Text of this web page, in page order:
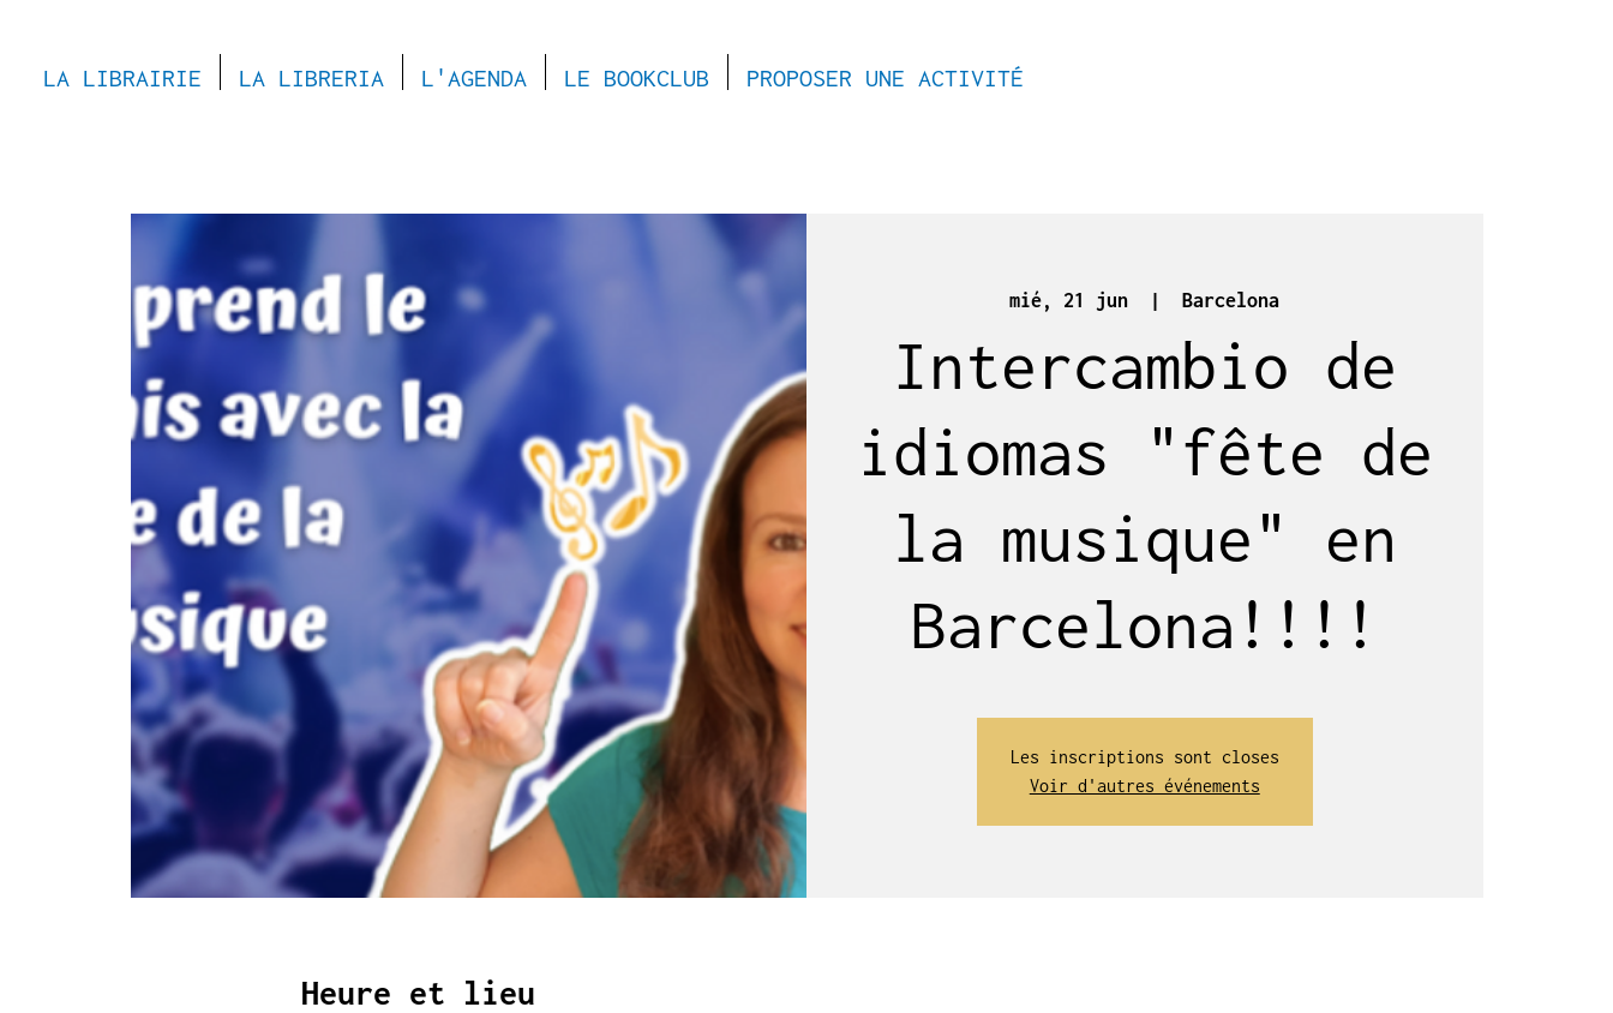
LA LIBRAIRIE LA LIBRERIA L'AGENDA LE BOOKCLUB PROPOSER UNE ACTIVITÉ
mié, 21 jun
  |
Barcelona
Intercambio de
idiomas "fête de
la musique" en
Barcelona!!!!
Les inscriptions sont closes
Voir d'autres événements
Heure et lieu